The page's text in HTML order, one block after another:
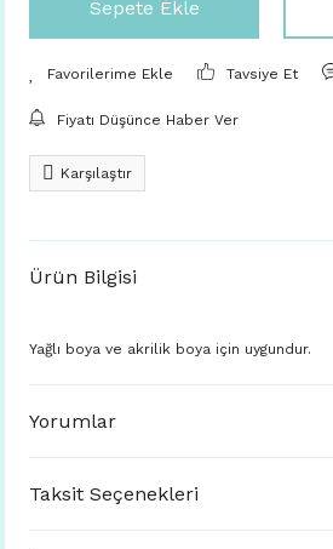
Sepete Ekle
Tavsiye Et
Fiyatı Düşünce Haber Ver
Karşılaştır
Ürün Bilgisi
Yağlı boya ve akrilik boya için uygundur.
Yorumlar
Taksit Seçenekleri